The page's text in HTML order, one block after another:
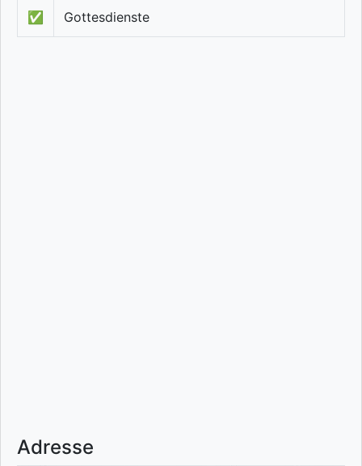
✅ Gottesdienste
Adresse